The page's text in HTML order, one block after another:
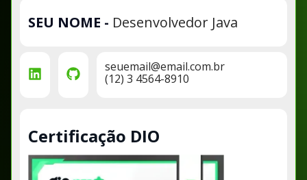
SEU NOME - Desenvolvedor Java
seuemail@email.com.br
(12) 3 4564-8910
Certificação DIO